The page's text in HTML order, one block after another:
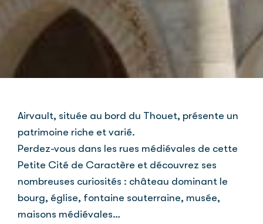
Airvault, située au bord du Thouet, présente un
patrimoine riche et varié.
Perdez-vous dans les rues médiévales de cette
Petite Cité de Caractère et découvrez ses
nombreuses curiosités : château dominant le
bourg, église, fontaine souterraine, musée,
maisons médiévales…